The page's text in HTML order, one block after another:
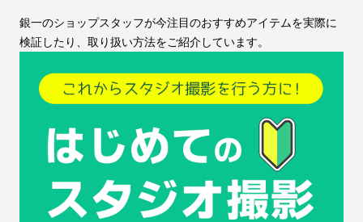
銀一のショップスタッフが今注目のおすすめアイテムを実際に
検証したり、取り扱い方法をご紹介しています。